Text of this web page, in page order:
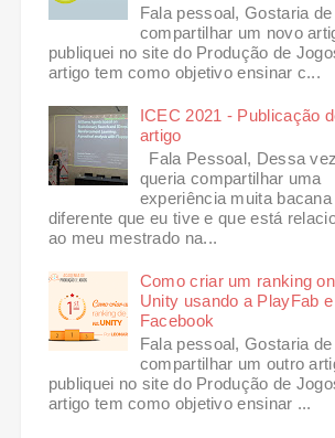
Fala pessoal, Gostaria de
compartilhar um novo
publiquei no site do Produção de
artigo tem como objetivo ensinar c...
ICEC 2021 - Publicação
artigo
Fala Pessoal, Dessa vez
queria compartilhar uma
experiência muita bacana
diferente que eu tive e que está
ao meu mestrado na...
Como criar um ranking
Unity usando a PlayFab
Facebook
Fala pessoal, Gostaria de
compartilhar um outro
publiquei no site do Produção de
artigo tem como objetivo ensinar ...